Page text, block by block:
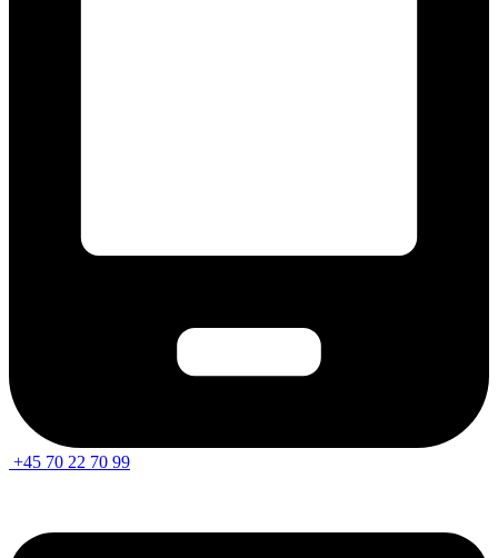
+45 70 22 70 99